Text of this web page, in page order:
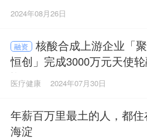
2024年08月26日
融资
核酸合成上游企业「
恒创」完成3000万元天使
资
医疗健康 2024年07月30日
年薪百万里最土的人，都住
海淀